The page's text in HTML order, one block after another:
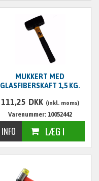
MUKKERT MED
GLASFIBERSKAFT 1,5 KG.
111,25 DKK (inkl. moms)
Varenummer: 10052442